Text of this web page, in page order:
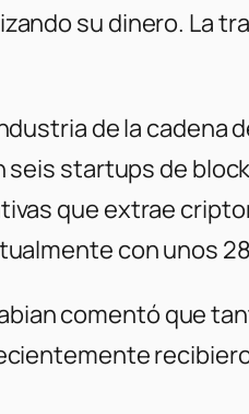
su dinero. La
de la cadena
startups de
que extrae
con unos
comentó que